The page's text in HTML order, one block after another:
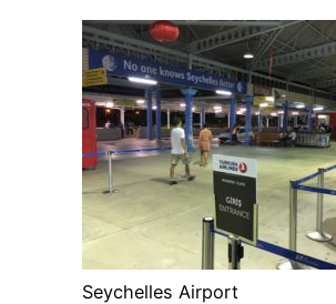
Seychelles Airport